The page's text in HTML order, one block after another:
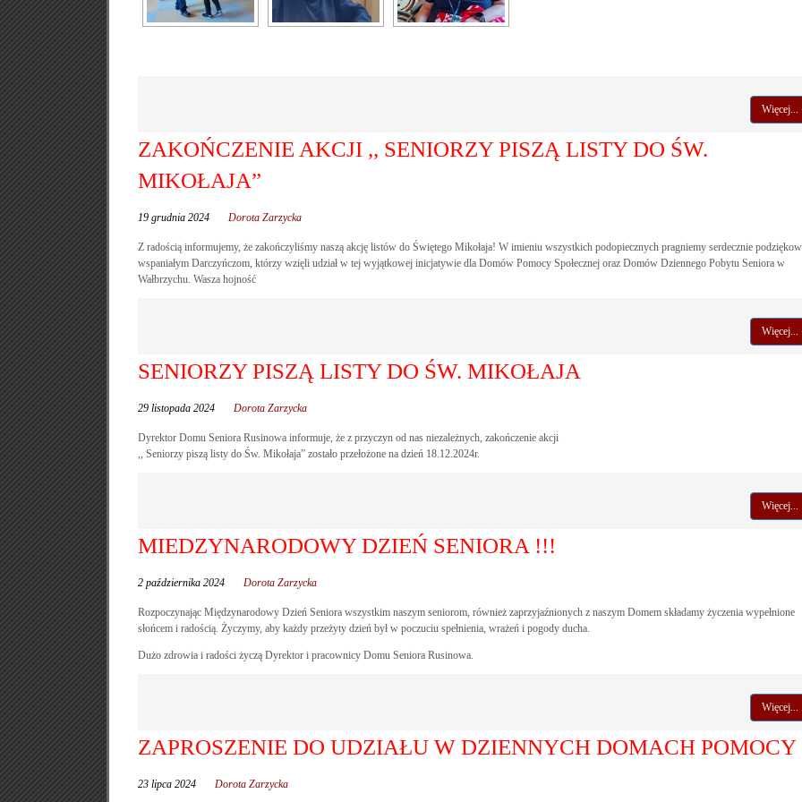
Więcej...
ZAKOŃCZENIE AKCJI ,, SENIORZY PISZĄ LISTY DO ŚW.
MIKOŁAJA”
19 grudnia 2024 Dorota Zarzycka
Z radością informujemy, że zakończyliśmy naszą akcję listów do Świętego Mikołaja! W imieniu wszystkich podopiecznych pragniemy serdecznie
wspaniałym Darczyńczom, którzy wzięli udział w tej wyjątkowej inicjatywie dla Domów Pomocy Społecznej oraz Domów Dziennego Pobytu Seniora w
Wałbrzychu. Wasza hojność
Więcej...
SENIORZY PISZĄ LISTY DO ŚW. MIKOŁAJA
29 listopada 2024 Dorota Zarzycka
Dyrektor Domu Seniora Rusinowa informuje, że z przyczyn od nas niezależnych, zakończenie akcji
,, Seniorzy piszą listy do Św. Mikołaja” zostało przełożone na dzień 18.12.2024r.
Więcej...
MIEDZYNARODOWY DZIEŃ SENIORA !!!
2 października 2024 Dorota Zarzycka
Rozpoczynając Międzynarodowy Dzień Seniora wszystkim naszym seniorom, również zaprzyjaźnionych z naszym Domem składamy życzenia wypełnione
słońcem i radością. Życzymy, aby każdy przeżyty dzień był w poczuciu spełnienia, wrażeń i pogody ducha.
Dużo zdrowia i radości życzą Dyrektor i pracownicy Domu Seniora Rusinowa.
Więcej...
ZAPROSZENIE DO UDZIAŁU W DZIENNYCH DOMACH POMOCY
23 lipca 2024 Dorota Zarzycka